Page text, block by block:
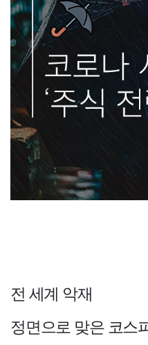
전 세계 악재
정면으로 맞은 코스